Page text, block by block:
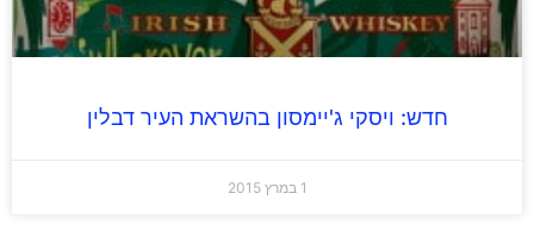
חדש: ויסקי ג'יימסון בהשראת העיר דבלין